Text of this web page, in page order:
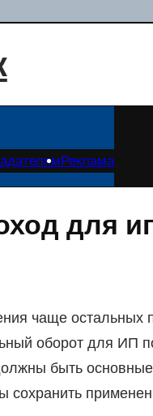
Реклама
для
чаще остальных
оборот для ИП
быть
сохранить